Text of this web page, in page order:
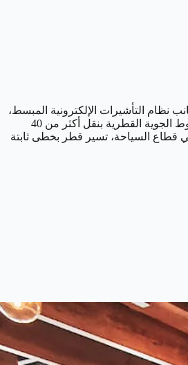
منصة "هيا" لها دور أساسي في زيادة عدد الوافدين، كما أن سياسة قطر للدخول بدون تأشيرة لـ 102 دولة، إلى جانب نظام التأشيرات الإلكترونية المبسط،
قد شجعت المزيد من المسافرين الدوليين، ولدعم هذا الارتفاع، لعبت الخطوط الجوية القطرية ومطار حمد الدولي (HIA) دورًا رئيسيًا في جذب الزوار، حيث قامت الخطوط الجوية القطرية بنقل أكثر من 40
23.7% في حركة الطائرات، ومع هذا النمو الكبير في قطاع السياحة، تسير قطر بخطى ثابتة